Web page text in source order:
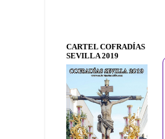
CARTEL COFRADÍAS
SEVILLA 2019